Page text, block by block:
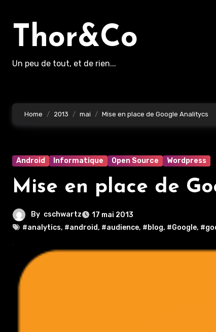
principalThor&Co
Un peu de tout, et de rien...
Home 2013 mai Mise en place de Google Analitycs
Android Informatique Open Source Wordpress
Mise en place de
By cschwartz
17 mai 2013
#analytics, #android, #audience, #blog, #Google,